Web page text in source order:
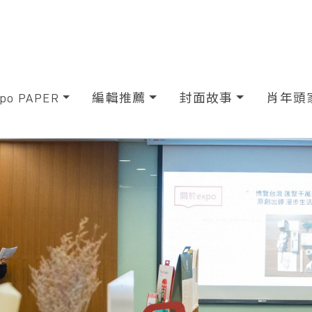
PAPER 編輯推薦 封面故事 肖年頭